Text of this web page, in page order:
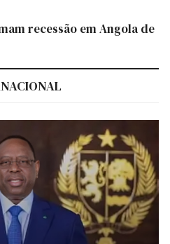
recessão em Angola de